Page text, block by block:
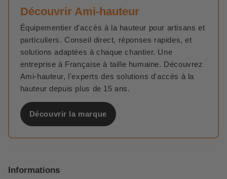
Découvrir Ami-hauteur
Équipementier d'accès à la hauteur pour artisans et
particuliers. Conseil direct, réponses rapides, et
solutions adaptées à chaque chantier. Une
entreprise à Française à taille humaine. Découvrez
Ami-hauteur, l'experts des solutions d'accès à la
hauteur depuis plus de 15 ans.
Découvrir la marque
Informations